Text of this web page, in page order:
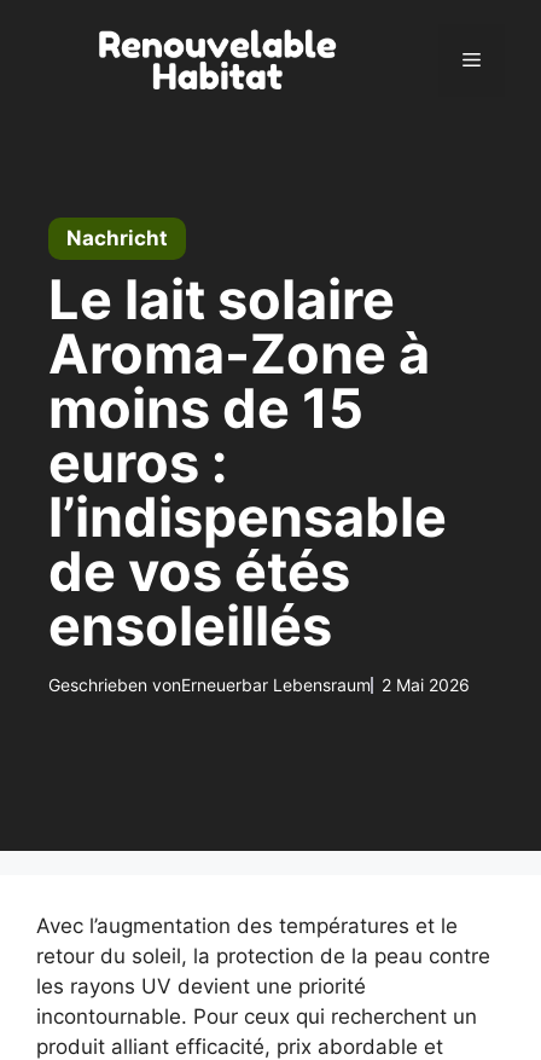
Menü
Nachricht
Le lait solaire
Aroma-Zone à
moins de 15
euros :
l’indispensable
de vos étés
ensoleillés
Geschrieben vonErneuerbar Lebensraum 2 Mai 2026
Avec l’augmentation des températures et le
retour du soleil, la protection de la peau contre
les rayons UV devient une priorité
incontournable. Pour ceux qui recherchent un
produit alliant efficacité, prix abordable et